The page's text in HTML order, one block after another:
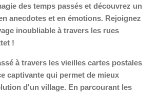
des temps passés et découvrez un
anecdotes et en émotions. Rejoignez
inoubliable à travers les rues
!
à travers les vieilles cartes postales
captivante qui permet de mieux
d'un village. En parcourant les